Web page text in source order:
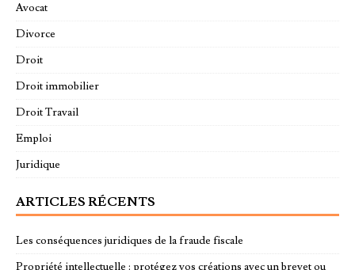
Avocat
Divorce
Droit
Droit immobilier
Droit Travail
Emploi
Juridique
ARTICLES RÉCENTS
Les conséquences juridiques de la fraude fiscale
Propriété intellectuelle : protégez vos créations avec un brevet ou